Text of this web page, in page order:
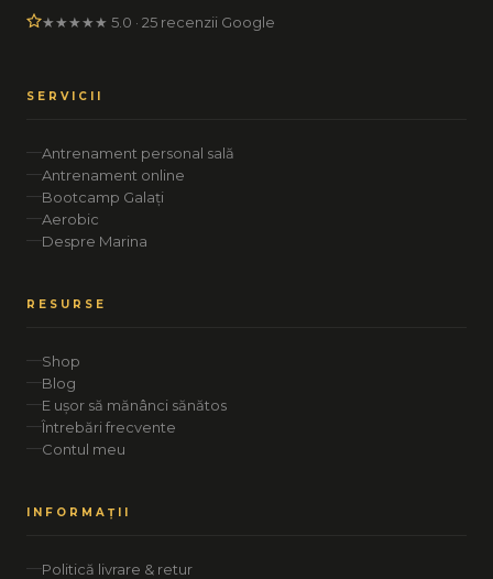
★★★★★ 5.0 · 25 recenzii Google
SERVICII
Antrenament personal sală
Antrenament online
Bootcamp Galați
Aerobic
Despre Marina
RESURSE
Shop
Blog
E ușor să mănânci sănătos
Întrebări frecvente
Contul meu
INFORMAȚII
Politică livrare & retur